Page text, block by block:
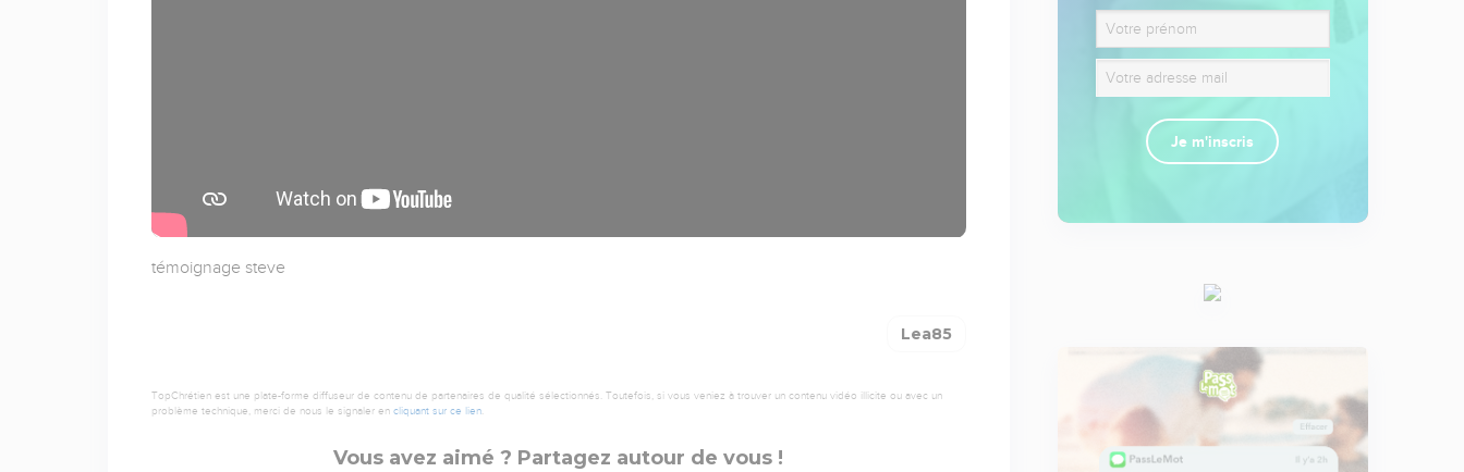
témoignage steve
Lea85
TopChrétien est une plate-forme diffuseur de contenu de partenaires de qualité sélectionnés. Toutefois, si vous veniez à trouver un contenu vidéo illicite ou avec un
problème technique, merci de nous le signaler en cliquant sur ce lien.
Vous avez aimé ? Partagez autour de vous !
Je m'inscris